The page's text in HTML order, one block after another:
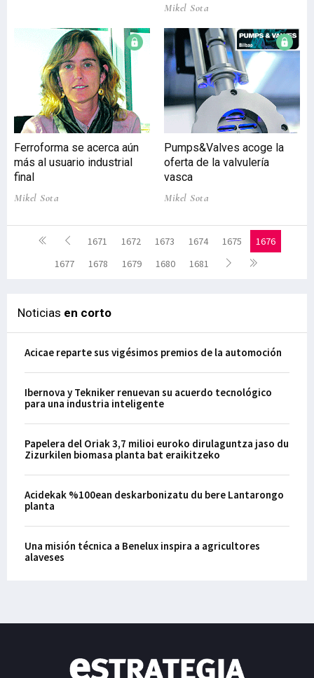
Mikel Sota
Ferroforma se acerca aún
más al usuario industrial
final
Mikel Sota
Pumps&Valves acoge la
oferta de la valvulería
vasca
Mikel Sota
1671 1672 1673 1674 1675
1676
1677
1678 1679 1680 1681
Noticias en corto
Acicae reparte sus vigésimos premios de la automoción
Ibernova y Tekniker renuevan su acuerdo tecnológico
para una industria inteligente
Papelera del Oriak 3,7 milioi euroko dirulaguntza jaso du
Zizurkilen biomasa planta bat eraikitzeko
Acidekak %100ean deskarbonizatu du bere Lantarongo
planta
Una misión técnica a Benelux inspira a agricultores
alaveses